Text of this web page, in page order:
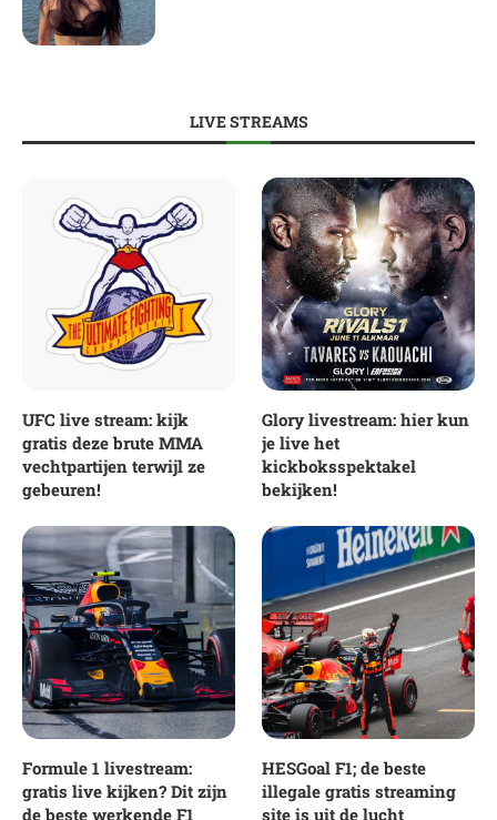
LIVE STREAMS
UFC live stream: kijk
gratis deze brute MMA
vechtpartijen terwijl ze
gebeuren!
Glory livestream: hier kun
je live het
kickboksspektakel
bekijken!
Formule 1 livestream:
gratis live kijken? Dit zijn
de beste werkende F1
HESGoal F1; de beste
illegale gratis streaming
site is uit de lucht